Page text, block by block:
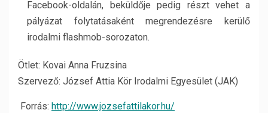
Facebook-oldalán, beküldője pedig részt vehet a
pályázat folytatásaként megrendezésre kerülő
irodalmi flashmob-sorozaton.
Ötlet: Kovai Anna Fruzsina
Szervező: József Attia Kör Irodalmi Egyesület (JAK)
Forrás: http://www.jozsefattilakor.hu/